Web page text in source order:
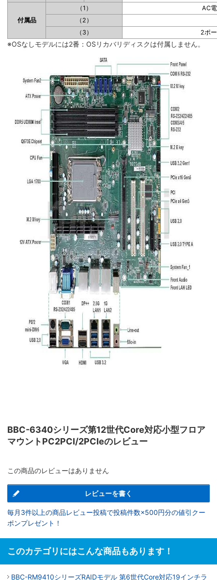
付属品
（1）
AC
（2）
（3）
2ポ
※OSなしモデルには2番：OSリカバリディスクは付属しません。
BBC-6340シリーズ第12世代Core対応小型フロア
マウントPC2PCI/2PCIeのレビュー
この商品のレビューはありません
レビューを書く
毎月3件以上の商品レビュー投稿で投稿件数×500円分の値引クー
ポンプレゼント！
このカテゴリにはこんな商品もあります！
BBC-RM9410シリーズRAIDモデル 第6世代Core対応19インチラ